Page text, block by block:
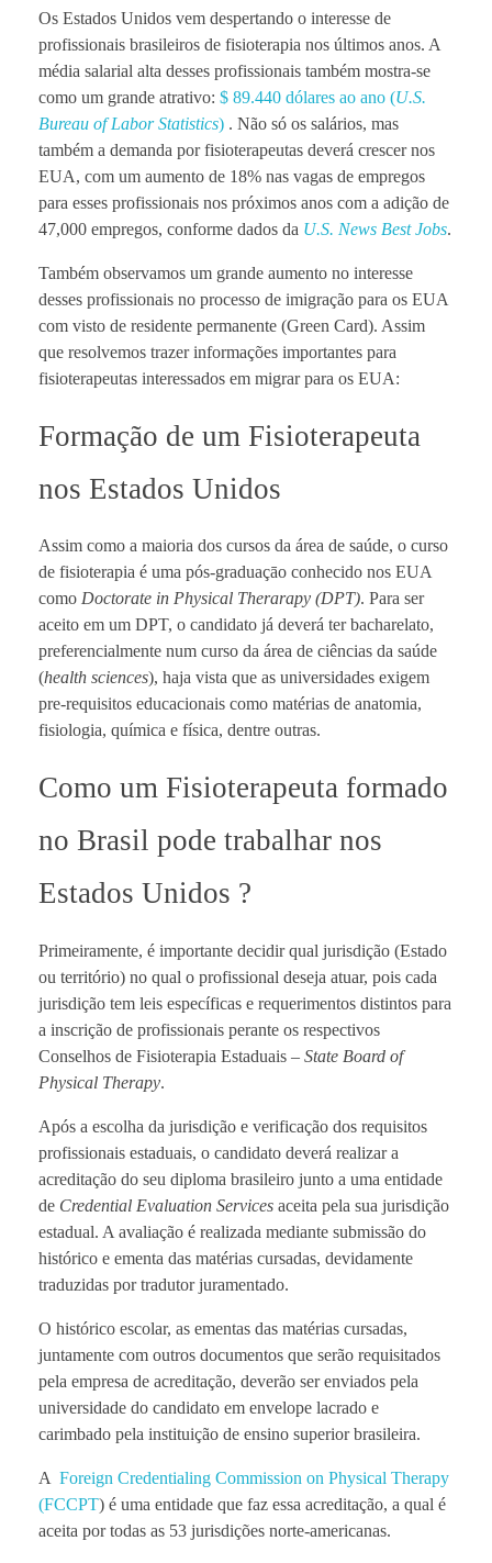
Os Estados Unidos vem despertando o interesse de
profissionais brasileiros de fisioterapia nos últimos anos. A
média salarial alta desses profissionais também mostra-se
como um grande atrativo: $ 89.440 dólares ao ano (U.S.
Bureau of Labor Statistics) . Não só os salários, mas
também a demanda por fisioterapeutas deverá crescer nos
EUA, com um aumento de 18% nas vagas de empregos
para esses profissionais nos próximos anos com a adição de
47,000 empregos, conforme dados da U.S. News Best Jobs.
Também observamos um grande aumento no interesse
desses profissionais no processo de imigração para os EUA
com visto de residente permanente (Green Card). Assim
que resolvemos trazer informações importantes para
fisioterapeutas interessados em migrar para os EUA:
Formação de um Fisioterapeuta
nos Estados Unidos
Assim como a maioria dos cursos da área de saúde, o curso
de fisioterapia é uma pós-graduaçāo conhecido nos EUA
como Doctorate in Physical Therarapy (DPT). Para ser
aceito em um DPT, o candidato já deverá ter bacharelato,
preferencialmente num curso da área de ciências da saúde
(health sciences), haja vista que as universidades exigem
pre-requisitos educacionais como matérias de anatomia,
fisiologia, química e física, dentre outras.
Como um Fisioterapeuta formado
no Brasil pode trabalhar nos
Estados Unidos ?
Primeiramente, é importante decidir qual jurisdição (Estado
ou território) no qual o profissional deseja atuar, pois cada
jurisdição tem leis específicas e requerimentos distintos para
a inscrição de profissionais perante os respectivos
Conselhos de Fisioterapia Estaduais – State Board of
Physical Therapy.
Após a escolha da jurisdição e verificação dos requisitos
profissionais estaduais, o candidato deverá realizar a
acreditação do seu diploma brasileiro junto a uma entidade
de Credential Evaluation Services aceita pela sua jurisdição
estadual. A avaliação é realizada mediante submissão do
histórico e ementa das matérias cursadas, devidamente
traduzidas por tradutor juramentado.
O histórico escolar, as ementas das matérias cursadas,
juntamente com outros documentos que serão requisitados
pela empresa de acreditação, deverão ser enviados pela
universidade do candidato em envelope lacrado e
carimbado pela instituição de ensino superior brasileira.
A Foreign Credentialing Commission on Physical Therapy
(FCCPT) é uma entidade que faz essa acreditação, a qual é
aceita por todas as 53 jurisdições norte-americanas.